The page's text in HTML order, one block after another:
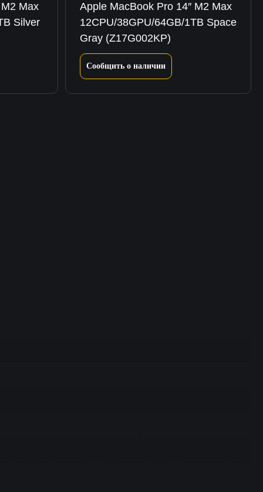
Max
Silver
Apple MacBook Pro 14″ M2 Max
12CPU/38GPU/64GB/1TB Space
Gray (Z17G002KP)
Сообщить о наличии